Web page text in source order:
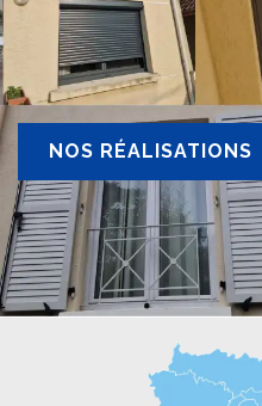
NOS RÉALISATIONS